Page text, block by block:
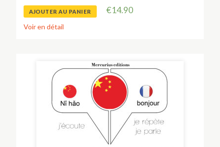
AJOUTER AU PANIER €14.90
Voir en détail